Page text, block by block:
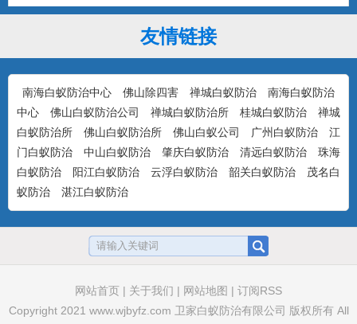
大功达0.6%高效氯氰菊酯杀虫粉剂
...
卫将0.5%茚虫威杀蟑饵剂（颗粒剂）
...
卫诚0.5%呋虫胺杀蟑胶饵
友情链接
南海白蚁防治中心 佛山除四害 禅城白蚁防治
南海白蚁防治
中心
佛山白蚁防治公司 禅城白蚁防治所 桂城白蚁防治
禅城
白蚁防治所
佛山白蚁防治所 佛山白蚁公司 广州白蚁防治
江
门白蚁防治
中山白蚁防治 肇庆白蚁防治 清远白蚁防治
珠海
白蚁防治
阳江白蚁防治 云浮白蚁防治 韶关白蚁防治
茂名白
蚁防治
湛江白蚁防治
网站首页 | 关于我们 | 网站地图 | 订阅RSS
Copyright 2021 www.wjbyfz.com 卫家白蚁防治有限公司 版权所有 All